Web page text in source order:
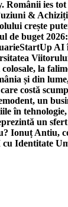
Românii ies
&
crește
de buget
StartUp AI
la
și din
costă
un
în
un
Ionuț Antiu,
cu Identitate